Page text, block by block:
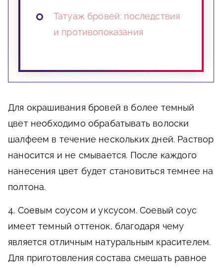
Татуаж бровей: последствия
и противопоказания
Для окрашивания бровей в более темный
цвет необходимо обрабатывать волоски
шалфеем в течение нескольких дней. Раствор
наносится и не смывается. После каждого
нанесения цвет будет становиться темнее на
полтона.
4. Соевым соусом и уксусом. Соевый соус
имеет темный оттенок, благодаря чему
является отличным натуральным красителем.
Для приготовления состава смешать равное